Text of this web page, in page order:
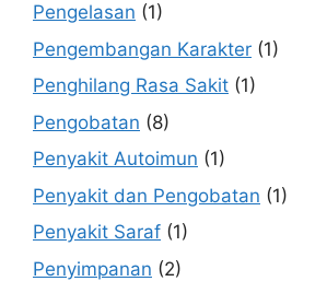
Pengelasan (1)
Pengembangan Karakter (1)
Penghilang Rasa Sakit (1)
Pengobatan (8)
Penyakit Autoimun (1)
Penyakit dan Pengobatan (1)
Penyakit Saraf (1)
Penyimpanan (2)